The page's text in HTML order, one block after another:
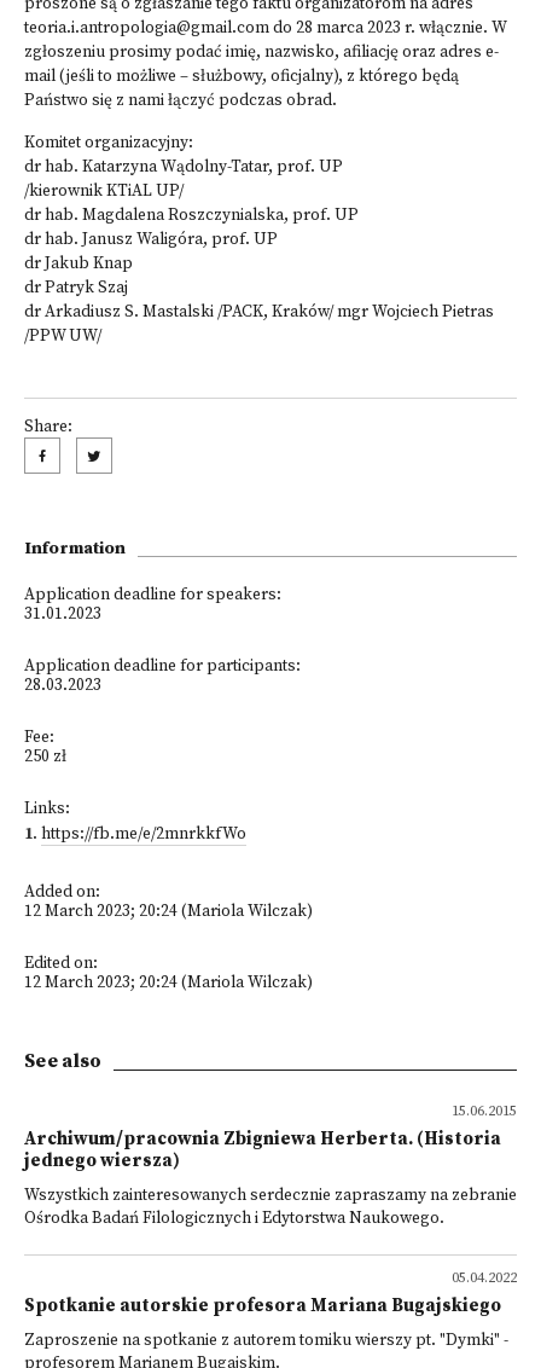
proszone są o zgłaszanie tego faktu organizatorom na adres
teoria.i.antropologia@gmail.com do 28 marca 2023 r. włącznie. W
zgłoszeniu prosimy podać imię, nazwisko, afiliację oraz adres e-
mail (jeśli to możliwe – służbowy, oficjalny), z którego będą
Państwo się z nami łączyć podczas obrad.
Komitet organizacyjny:
dr hab. Katarzyna Wądolny-Tatar, prof. UP
/kierownik KTiAL UP/
dr hab. Magdalena Roszczynialska, prof. UP
dr hab. Janusz Waligóra, prof. UP
dr Jakub Knap
dr Patryk Szaj
dr Arkadiusz S. Mastalski /PACK, Kraków/ mgr Wojciech Pietras
/PPW UW/
Share:
Information
Application deadline for speakers:
31.01.2023
Application deadline for participants:
28.03.2023
Fee:
250 zł
Links:
1. https://fb.me/e/2mnrkkfWo
Added on:
12 March 2023; 20:24 (Mariola Wilczak)
Edited on:
12 March 2023; 20:24 (Mariola Wilczak)
See also
15.06.2015
Archiwum/pracownia Zbigniewa Herberta. (Historia
jednego wiersza)
Wszystkich zainteresowanych serdecznie zapraszamy na zebranie
Ośrodka Badań Filologicznych i Edytorstwa Naukowego.
05.04.2022
Spotkanie autorskie profesora Mariana Bugajskiego
Zaproszenie na spotkanie z autorem tomiku wierszy pt. "Dymki" -
profesorem Marianem Bugajskim.